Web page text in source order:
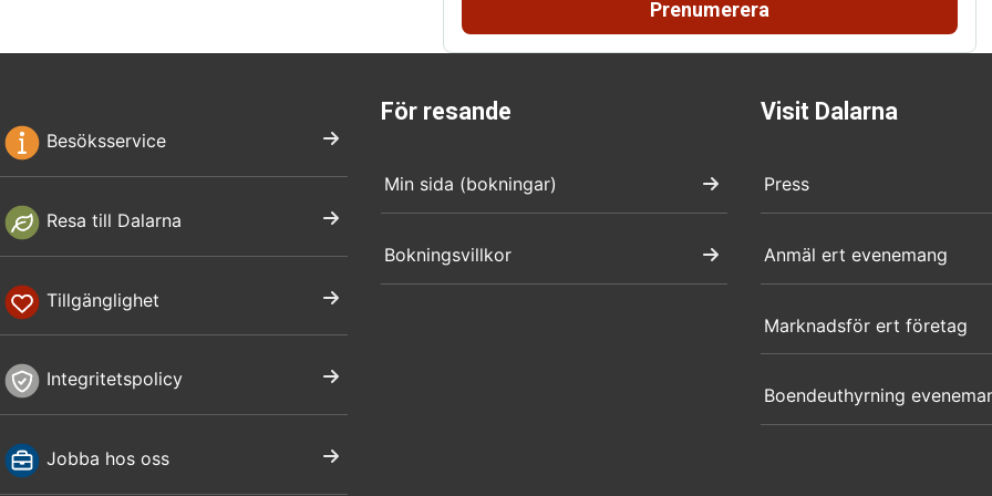
Prenumerera
Besöksservice
Resa till Dalarna
Tillgänglighet
Integritetspolicy
Jobba hos oss
För resande
Min sida (bokningar)
Bokningsvillkor
Visit Dalarna
Press
Anmäl ert evenemang
Marknadsför ert företag
Boendeuthyrning